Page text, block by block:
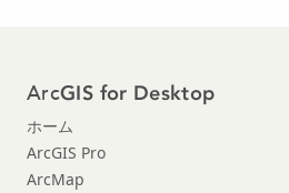
ArcGIS for Desktop
ホーム
ArcGIS Pro
ArcMap